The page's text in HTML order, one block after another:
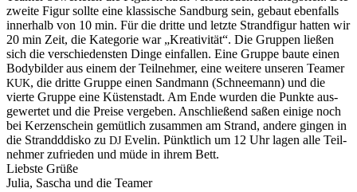
zweite Fig­ur sollte eine klas­sis­che Sand­burg sein, gebaut eben­falls
inner­halb von 10 min. Für die dritte und let­zte Strand­fig­ur hat­ten wir
20 min Zeit, die Kat­e­gorie war „Kreativ­ität“. Die Grup­pen ließen
sich die ver­schieden­sten Dinge ein­fall­en. Eine Gruppe baute einen
Body­bilder aus einem der Teil­nehmer, eine weit­ere unseren Team­er
KUK, die dritte Gruppe einen Sand­mann (Schnee­mann) und die
vierte Gruppe eine Küsten­stadt. Am Ende wur­den die Punk­te aus­
gew­ertet und die Preise vergeben. Anschließend saßen einige noch
bei Kerzen­schein gemütlich zusam­men am Strand, andere gin­gen in
die Strand­ddisko zu DJ Evelin. Pünk­tlich um 12 Uhr lagen alle Teil­
nehmer zufrieden und müde in ihrem Bett.
Lieb­ste Grüße
Julia, Sascha und die Teamer